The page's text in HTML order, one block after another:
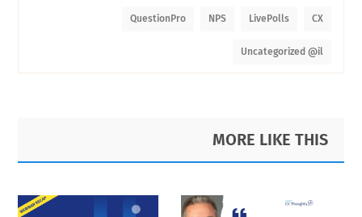
CX
LivePolls
NPS
QuestionPro
Uncategorized @il
Footer
MORE LIKE THIS